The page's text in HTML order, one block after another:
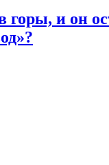
и он